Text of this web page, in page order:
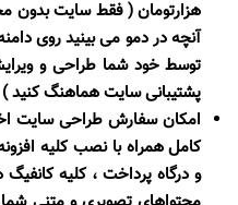
هزارتومان ( فقط سایت بدون
آنچه در دمو می بینید روی
توسط خود شما طراحی و
پشتیبانی سایت هماهنگ کنید )
امکان سفارش طراحی سایت
کامل همراه با نصب کلیه
و درگاه پرداخت ، کلیه